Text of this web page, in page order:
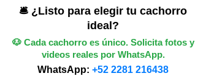
🛎️ ¿Listo para elegir tu cachorro
ideal?
🐶 Cada cachorro es único. Solicita fotos y
videos reales por WhatsApp.
WhatsApp: +52 2281 216438